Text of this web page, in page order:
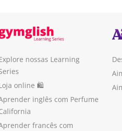
nossas Learning
online 🛍
inglês com Perfume
francês com